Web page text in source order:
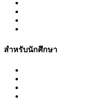
สำหรับนักศึกษา